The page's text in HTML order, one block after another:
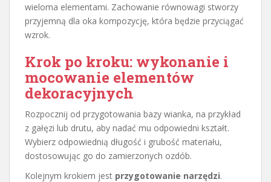
wieloma elementami. Zachowanie równowagi stworzy
przyjemną dla oka kompozycję, która będzie przyciągać
wzrok.
Krok po kroku: wykonanie i
mocowanie elementów
dekoracyjnych
Rozpocznij od przygotowania bazy wianka, na przykład
z gałęzi lub drutu, aby nadać mu odpowiedni kształt.
Wybierz odpowiednią długość i grubość materiału,
dostosowując go do zamierzonych ozdób.
Kolejnym krokiem jest przygotowanie narzędzi.